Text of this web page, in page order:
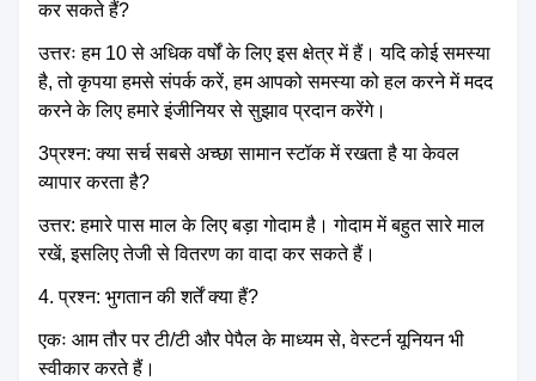
कर सकते हैं?
उत्तरः हम 10 से अधिक वर्षों के लिए इस क्षेत्र में हैं। यदि कोई समस्या
है, तो कृपया हमसे संपर्क करें, हम आपको समस्या को हल करने में मदद
करने के लिए हमारे इंजीनियर से सुझाव प्रदान करेंगे।
3प्रश्न: क्या सर्च सबसे अच्छा सामान स्टॉक में रखता है या केवल
व्यापार करता है?
उत्तर: हमारे पास माल के लिए बड़ा गोदाम है। गोदाम में बहुत सारे माल
रखें, इसलिए तेजी से वितरण का वादा कर सकते हैं।
4. प्रश्न: भुगतान की शर्तें क्या हैं?
एकः आम तौर पर टी/टी और पेपैल के माध्यम से, वेस्टर्न यूनियन भी
स्वीकार करते हैं।